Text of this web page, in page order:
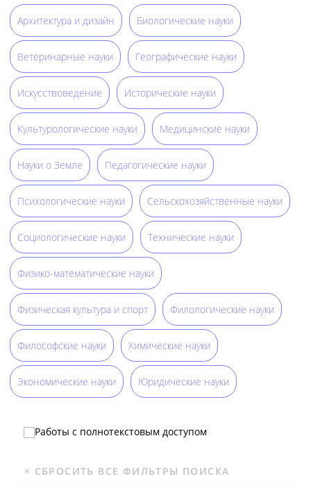
Архитектура и дизайн Биологические науки
Ветеринарные науки Географические науки
Искусствоведение Исторические науки
Культурологические науки Медицинские науки
Науки о Земле Педагогические науки
Психологические науки Сельскохозяйственные науки
Социологические науки Технические науки
Физико-математические науки
Физическая культура и спорт Филологические науки
Философские науки Химические науки
Экономические науки Юридические науки
Работы с полнотекстовым доступом